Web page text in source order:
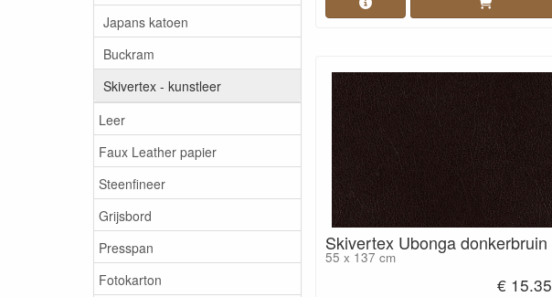
Japans katoen
Buckram
Skivertex - kunstleer
Leer
Faux Leather papier
Steenfineer
Grijsbord
Presspan
Fotokarton
Skivertex Ubonga donkerbruin
55 x 137 cm
€ 15.35